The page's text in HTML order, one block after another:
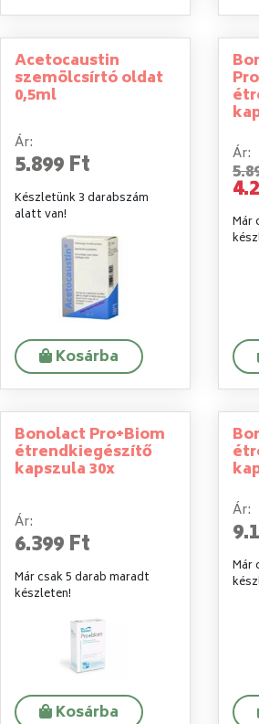
Acetocaustin
szemölcsírtó oldat
0,5ml
Ár:
5.899 Ft
Készletünk 3 darabszám
alatt van!
Kosárba
Ár:
Már
Bonolact Pro+Biom
étrendkiegészítő
kapszula 30x
Ár:
6.399 Ft
Már csak 5 darab maradt
készleten!
Kosárba
Ár:
Már